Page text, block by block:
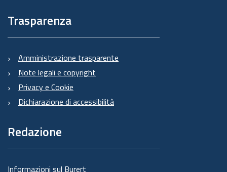
Trasparenza
Amministrazione trasparente
Note legali e copyright
Privacy e Cookie
Dichiarazione di accessibilità
Redazione
Informazioni sul Burert